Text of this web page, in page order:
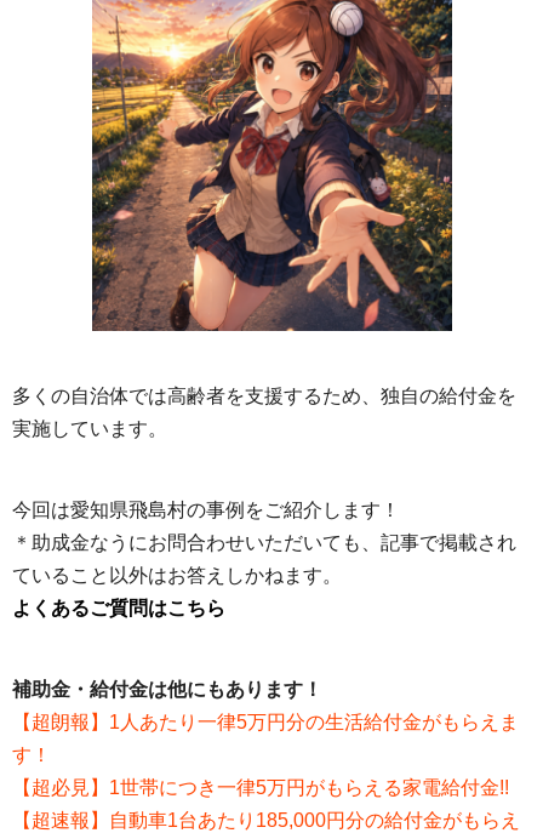
多くの自治体では高齢者を支援するため、独自の給付金を
実施しています。
今回は愛知県飛島村の事例をご紹介します！
＊助成金なうにお問合わせいただいても、記事で掲載され
ていること以外はお答えしかねます。
よくあるご質問はこちら
補助金・給付金は他にもあります！
【超朗報】1人あたり一律5万円分の生活給付金がもらえま
す！
【超必見】1世帯につき一律5万円がもらえる家電給付金!!
【超速報】自動車1台あたり185,000円分の給付金がもらえ